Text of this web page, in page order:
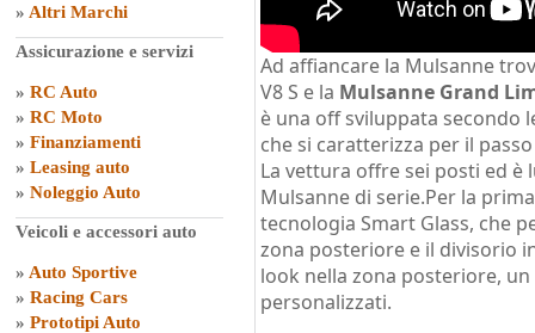
» Altri Marchi
Assicurazione e servizi
» RC Auto
» RC Moto
» Finanziamenti
» Leasing auto
» Noleggio Auto
Veicoli e accessori auto
» Auto Sportive
» Racing Cars
» Prototipi Auto
Ad affiancare la Mulsanne
V8 S e la Mulsanne Grand
è una off sviluppata secondo
che si caratterizza per il
La vettura offre sei posti ed è
Mulsanne di serie.Per la
tecnologia Smart Glass, che
zona posteriore e il divisorio
look nella zona posteriore,
personalizzati.